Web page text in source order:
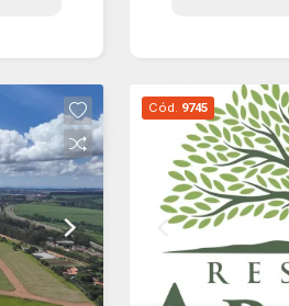
ar
Cód. 9745